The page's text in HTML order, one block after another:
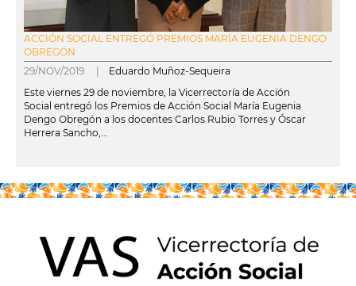
ACCIÓN SOCIAL ENTREGÓ PREMIOS MARÍA EUGENIA DENGO
OBREGÓN
29/NOV/2019 | Eduardo Muñoz-Sequeira
Este viernes 29 de noviembre, la Vicerrectoría de Acción
Social entregó los Premios de Acción Social María Eugenia
Dengo Obregón a los docentes Carlos Rubio Torres y Óscar
Herrera Sancho,...